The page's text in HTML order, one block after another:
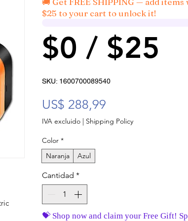
$25 to your cart to unlock it!
$0 / $25
SKU: 1600700089540
US$ 288,99
IVA excluido | Shipping Policy
Color *
Naranja
Azul
Cantidad *
💝 Shop now and claim your Free Gift!